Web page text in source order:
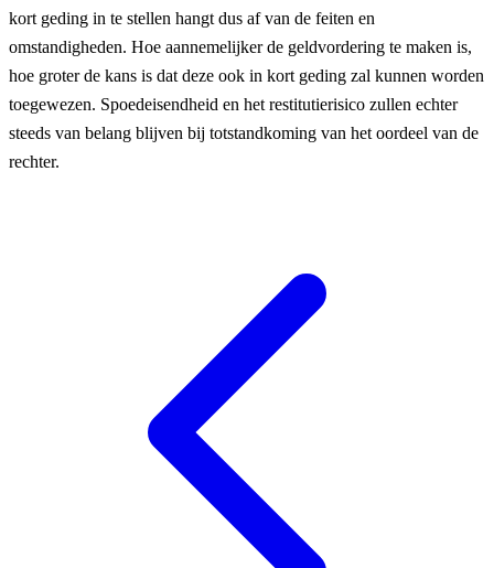
kort geding in te stellen hangt dus af van de feiten en
omstandigheden. Hoe aannemelijker de geldvordering te maken is,
hoe groter de kans is dat deze ook in kort geding zal kunnen worden
toegewezen. Spoedeisendheid en het restitutierisico zullen echter
steeds van belang blijven bij totstandkoming van het oordeel van de
rechter.